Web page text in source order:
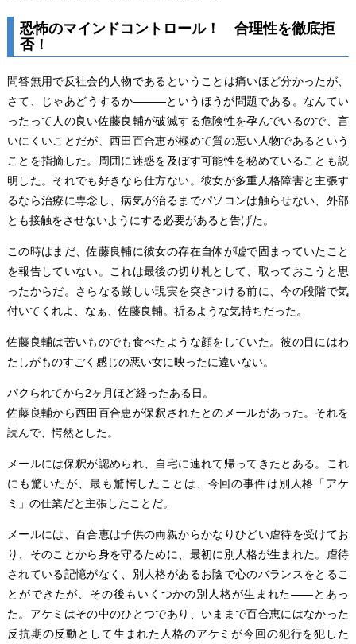
恐怖のマインドコントロール！ 合理性を徹底拒
否！
問答無用で反社会的人物であるということは痛いほど分かったが、
さて、じゃあどうするか―――というほうが問題である。なんてい
ったって人の良い佐藤良輔が破滅する危険性を孕んでいるので、言
いにくいことだが、西田百合恵が極めて質の悪い人物であるという
ことを指摘した。周囲に迷惑を及ぼす可能性を秘めていることも説
明した。それでも好きなら仕方ない。彼女が多重人格障害と主張す
るなら治療に専念し、病気が治るまでパソコンは触らせない、外部
とも接触をさせないようにする必要があると告げた。
この時はまだ、佐藤良輔に彼女の存在自体が嘘で固まっていたこと
を報告していない。これは最後の切り札として、取っておこうと思
ったからだ。さらなる厳しい現実を突きつける前に、今の段階で気
付いてくれよ、なぁ、佐藤良輔。祈るような気持ちだった。
佐藤良輔は苦いものでも食べたような顔をしていた。彼の目にはわ
たしがものすごく感じの悪い女に映ったに違いない。
パクられてから2ヶ月ほど経ったある日。
佐藤良輔から西田百合恵が保釈されたとのメールがあった。それを
読んで、愕然とした。
メールには保釈が認められ、自宅に連れて帰ってきたとある。これ
にも驚いたが、最も驚愕したことは、今回の事件は別人格「アケ
ミ」の仕業だと主張したことだ。
メールには、百合恵は子供の両親からかなりひどい虐待を受けてお
り、そのことから身を守るために、最初に別人格が生まれた。虐待
されている記憶がなく、別人格があるお陰で心のバランスをとるこ
とができたが、その後もいくつかの別人格が生まれた――とあっ
た。アケミはその中のひとつであり、いままで百合恵にはなかった
反抗期の反動として生まれた人格のアケミが今回の犯行を犯した